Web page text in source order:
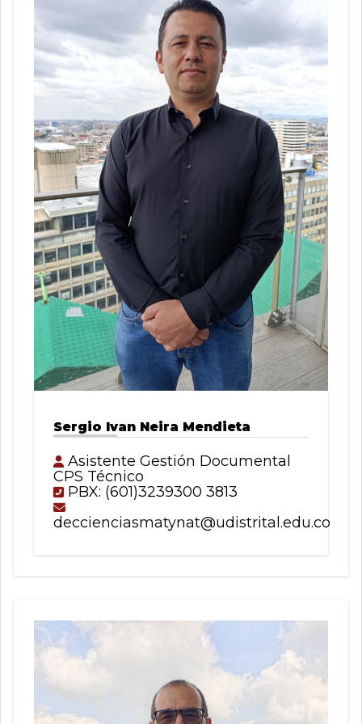
Sergio Ivan Neira Mendieta
Asistente Gestión Documental
CPS Técnico
PBX: (601)3239300 3813
deccienciasmatynat@udistrital.edu.co